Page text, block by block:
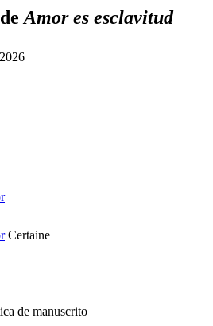
Amor es esclavitud
Certaine
de manuscrito